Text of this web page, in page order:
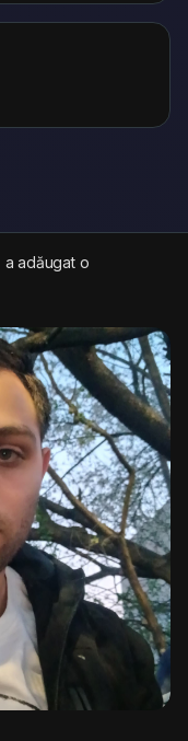
a adăugat o